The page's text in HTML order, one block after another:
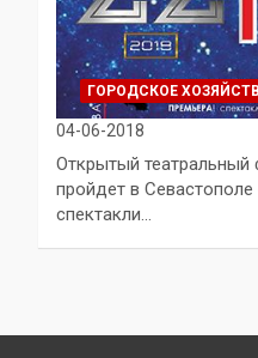
ГОРОДСКОЕ
04-06-2018
Открытый театральный
пройдет в
спектакли…